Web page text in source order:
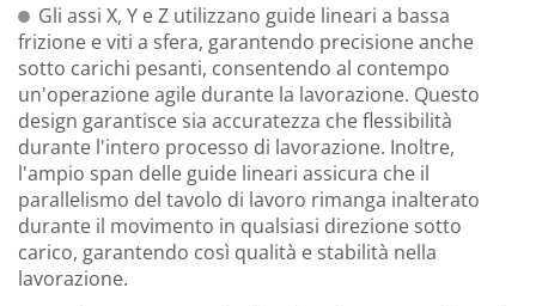
Gli assi X, Y e Z utilizzano guide lineari a bassa
frizione e viti a sfera, garantendo precisione anche
sotto carichi pesanti, consentendo al contempo
un'operazione agile durante la lavorazione. Questo
design garantisce sia accuratezza che flessibilità
durante l'intero processo di lavorazione. Inoltre,
l'ampio span delle guide lineari assicura che il
parallelismo del tavolo di lavoro rimanga inalterato
durante il movimento in qualsiasi direzione sotto
carico, garantendo così qualità e stabilità nella
lavorazione.